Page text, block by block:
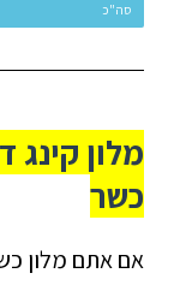
סה"כ
כשר
אם אתם מלון